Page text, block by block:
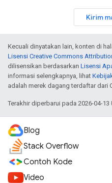
Kirim
Kecuali dinyatakan lain, konten di
Lisensi Creative Commons
dilisensikan berdasarkan Lisensi
informasi selengkapnya, lihat
adalah merek dagang terdaftar dari
Terakhir diperbarui pada 2026-04-13
Blog
Stack Overflow
Contoh Kode
Video